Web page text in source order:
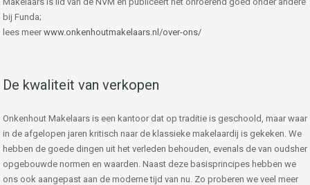
bij Funda;
lees meer www.onkenhoutmakelaars.nl/over-ons/
De kwaliteit van verkopen
Onkenhout Makelaars is een kantoor dat op traditie is geschoold, maar waar
in de afgelopen jaren kritisch naar de klassieke makelaardij is gekeken. We
hebben de goede dingen uit het verleden behouden, evenals de van oudsher
opgebouwde normen en waarden. Naast deze basisprincipes hebben we
ons ook aangepast aan de moderne tijd van nu. Zo proberen we veel meer